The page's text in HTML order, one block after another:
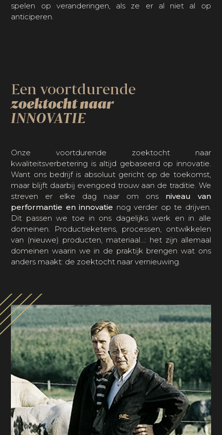
spelen op veranderingen, als ze er al niet al op
anticiperen.
Een voortdurende
zoektocht naar
INNOVATIE
Onze voortdurende zoektocht naar
kwaliteitsverbetering is altijd gebaseerd op innovatie.
Want ons bedrijf is absoluut gericht op de toekomst,
maar blijft daarbij evengoed trouw aan de traditie. We
streven er elke dag naar om ons niveau van
performantie en innovatie nog verder op te drijven.
Dit passen we toe in ons dagelijks werk en in alle
domeinen. Productieketens, processen, ontwikkelen
van (nieuwe) producten, materiaal…: het zijn allemaal
domeinen waarin we in de praktijk brengen wat ons
anders maakt: de zoektocht naar vernieuwing.